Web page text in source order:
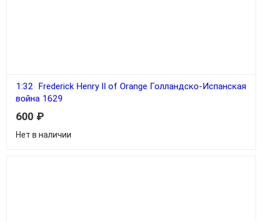
1:32 Frederick Henry II of Orange Голландско-Испанская
война 1629
600 ₽
Нет в наличии